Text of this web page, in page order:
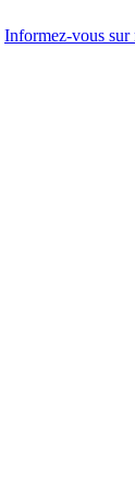
Informez-vous sur